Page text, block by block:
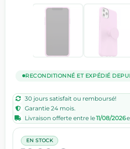
RECONDITIONNÉ ET EXPÉDIÉ
30 jours satisfait ou remboursé!
Garantie 24 mois.
Livraison offerte entre le11/08/2026
EN STOCK